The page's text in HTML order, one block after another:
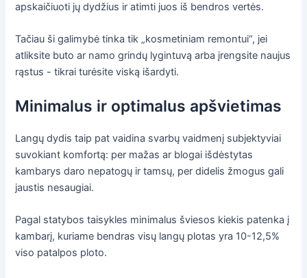
apskaičiuoti jų dydžius ir atimti juos iš bendros vertės.
Tačiau ši galimybė tinka tik „kosmetiniam remontui“, jei
atliksite buto ar namo grindų lygintuvą arba įrengsite naujus
rąstus - tikrai turėsite viską išardyti.
Minimalus ir optimalus apšvietimas
Langų dydis taip pat vaidina svarbų vaidmenį subjektyviai
suvokiant komfortą: per mažas ar blogai išdėstytas
kambarys daro nepatogų ir tamsų, per didelis žmogus gali
jaustis nesaugiai.
Pagal statybos taisykles minimalus šviesos kiekis patenka į
kambarį, kuriame bendras visų langų plotas yra 10-12,5%
viso patalpos ploto.